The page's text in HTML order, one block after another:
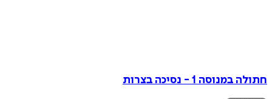
חתולה במנוסה 1 - נסיכה בצרות